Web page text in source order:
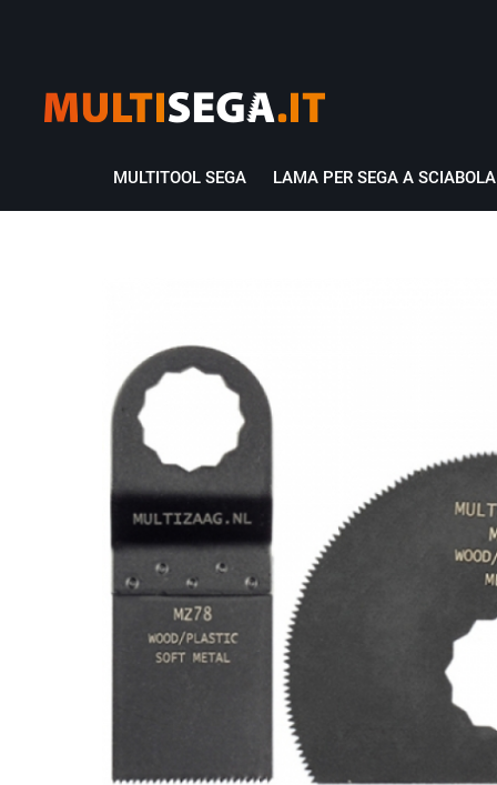
MULTITOOL SEGA LAMA PER SEGA A SCIABOLA